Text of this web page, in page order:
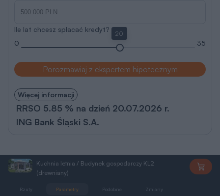
Ile lat chcesz spłacać kredyt?
0
20
35
Porozmawiaj z ekspertem hipotecznym
Więcej informacji
RRSO 5.85 % na dzień 20.07.2026 r.
ING Bank Śląski S.A.
Kuchnia letnia / Budynek gospodarczy KL2
(drewniany)
Rzuty Parametry Podobne Zmiany